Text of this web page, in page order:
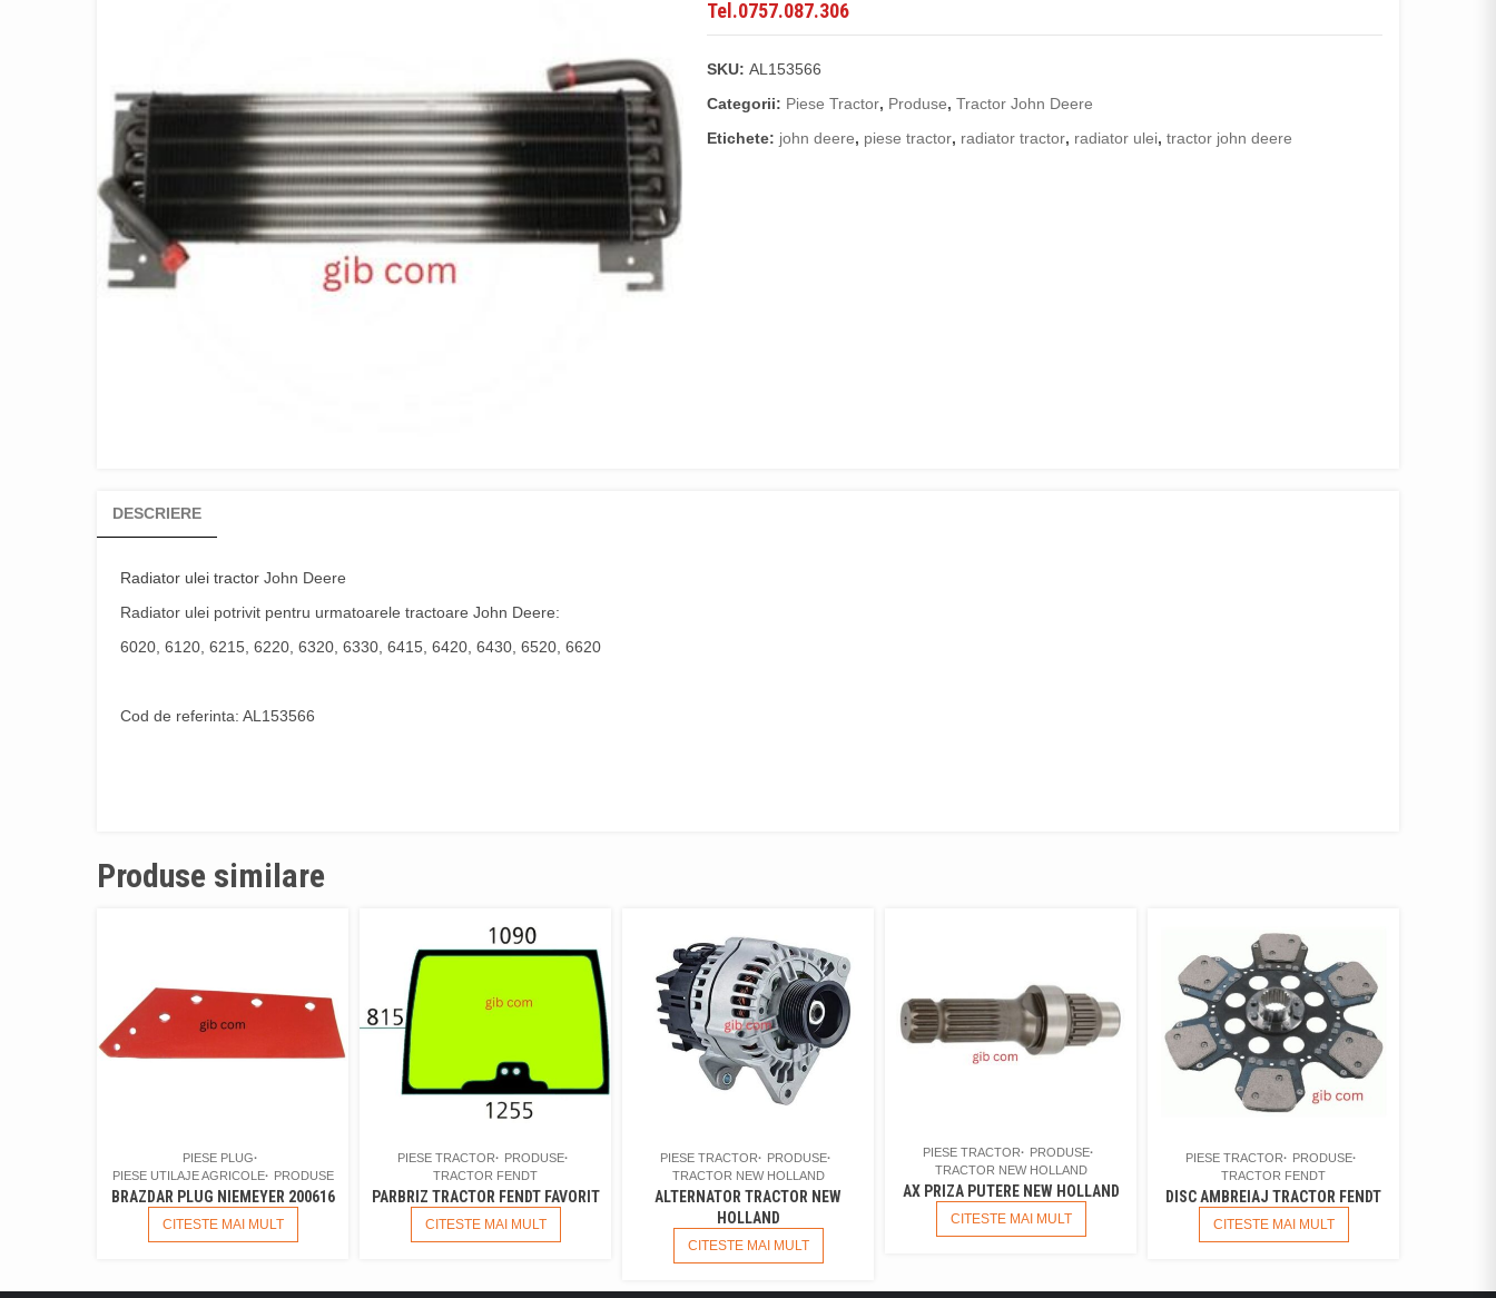
Tel.0757.087.306
SKU:AL153566
Categorii: Piese Tractor, Produse,Tractor John Deere
Etichete: john deere, piese tractor, radiator tractor, radiator ulei,tractor john deere
DESCRIERE
Radiator ulei tractor John Deere
Radiator ulei potrivit pentru urmatoarele tractoare John Deere:
6020, 6120, 6215, 6220, 6320, 6330, 6415, 6420, 6430, 6520, 6620
Cod de referinta: AL153566
Produse similare
PIESE PLUG
PIESE UTILAJE AGRICOLE
PRODUSE
BRAZDAR PLUG NIEMEYER 200616
CITESTE MAI MULT
PIESE TRACTOR
PRODUSE
TRACTOR FENDT
PARBRIZ TRACTOR FENDT FAVORIT
CITESTE MAI MULT
PIESE TRACTOR
PRODUSE
TRACTOR NEW HOLLAND
ALTERNATOR TRACTOR NEW
HOLLAND
CITESTE MAI MULT
PIESE TRACTOR
PRODUSE
TRACTOR NEW HOLLAND
AX PRIZA PUTERE NEW HOLLAND
CITESTE MAI MULT
PIESE TRACTOR
PRODUSE
TRACTOR FENDT
DISC AMBREIAJ TRACTOR FENDT
CITESTE MAI MULT